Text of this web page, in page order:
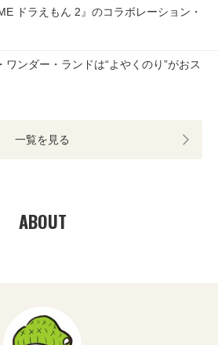
ドラえもん 2』のコラボレーション・
ワンダー・ランドは“よやくのり”がおス
一覧を見る
ABOUT